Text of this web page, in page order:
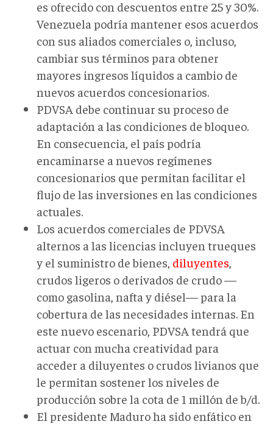
es ofrecido con descuentos entre 25 y 30%.
Venezuela podría mantener esos acuerdos
con sus aliados comerciales o, incluso,
cambiar sus términos para obtener
mayores ingresos líquidos a cambio de
nuevos acuerdos concesionarios.
PDVSA debe continuar su proceso de
adaptación a las condiciones de bloqueo.
En consecuencia, el país podría
encaminarse a nuevos regímenes
concesionarios que permitan facilitar el
flujo de las inversiones en las condiciones
actuales.
Los acuerdos comerciales de PDVSA
alternos a las licencias incluyen trueques
y el suministro de bienes, diluyentes
crudos ligeros o derivados de crudo —
como gasolina, nafta y diésel— para la
cobertura de las necesidades internas. En
este nuevo escenario, PDVSA tendrá que
actuar con mucha creatividad para
acceder a diluyentes o crudos livianos que
le permitan sostener los niveles de
producción sobre la cota de 1 millón de b/d.
El presidente Maduro ha sido enfático en